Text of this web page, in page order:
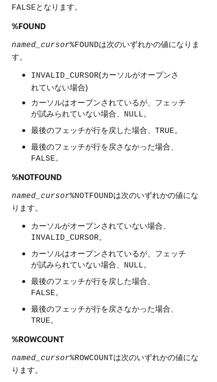
FALSEとなります。
%FOUND
named_cursor%FOUNDは次のいずれかの値になりま
す。
INVALID_CURSOR(カーソルがオープンさ
れていない場合)
カーソルはオープンされているが、フェッチ
が試みられていない場合、
NULL。
最後のフェッチが行を戻した場合、 TRUE。
最後のフェッチが行を戻さなかった場合、
FALSE。
%NOTFOUND
named_cursor%NOTFOUNDは次のいずれかの値にな
ります。
カーソルがオープンされていない場合、
INVALID_CURSOR。
カーソルはオープンされているが、フェッチ
が試みられていない場合、
NULL。
最後のフェッチが行を戻した場合、
FALSE。
最後のフェッチが行を戻さなかった場合、
TRUE。
%ROWCOUNT
named_cursor%ROWCOUNTは次のいずれかの値にな
ります。